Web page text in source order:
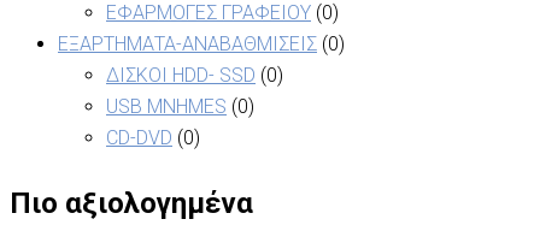
ΕΦΑΡΜΟΓΕΣ ΓΡΑΦΕΙΟΥ (0)
ΕΞΑΡΤΗΜΑΤΑ-ΑΝΑΒΑΘΜΙΣΕΙΣ (0)
ΔΙΣΚΟΙ HDD- SSD (0)
USB MNHMES (0)
CD-DVD (0)
Πιο αξιολογημένα